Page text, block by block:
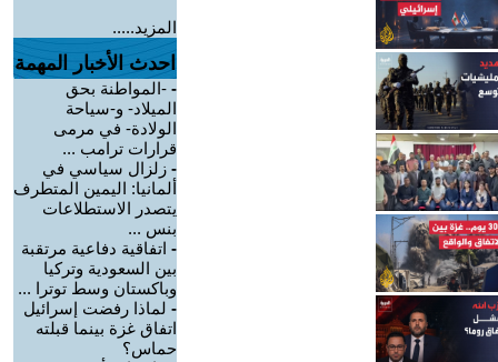
المزيد.....
احدث الأخبار المهمة
- -المواطنة بحق
الميلاد- و-سياحة
الولادة- في مرمى
قرارات ترامب ...
- زلزال سياسي في
ألمانيا: اليمين المتطرف
يتصدر الاستطلاعات
بنس ...
- اتفاقية دفاعية مرتقبة
بين السعودية وتركيا
وباكستان وسط توترا ...
- لماذا رفضت إسرائيل
اتفاق غزة بينما قبلته
حماس؟